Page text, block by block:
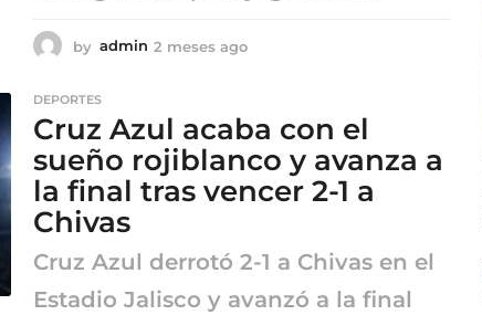
by admin 2 meses ago
e
s
a
g
DEPORTES
Cruz Azul acaba con el
sueño rojiblanco y avanza a
la final tras vencer 2-1 a
Chivas
Cruz Azul derrotó 2-1 a Chivas en el
Estadio Jalisco y avanzó a la final